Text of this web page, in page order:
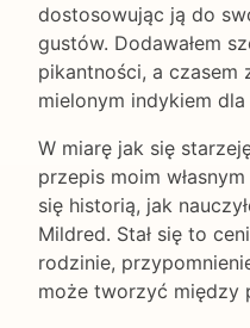
dostosowując ją do
gustów. Dodawałem
pikantności, a czasem
mielonym indykiem
W miarę jak się
przepis moim
się historią, jak
Mildred. Stał się to
rodzinie,
może tworzyć między